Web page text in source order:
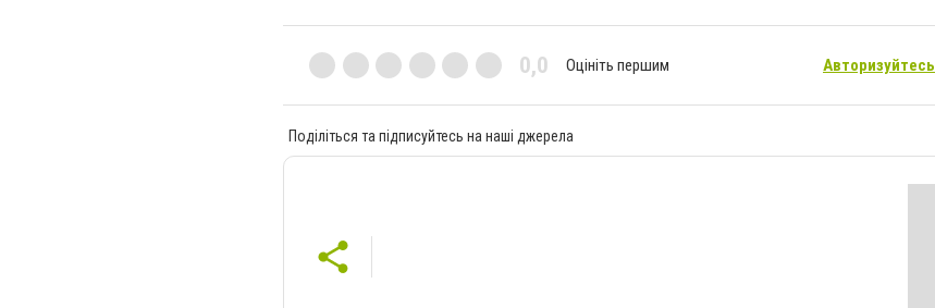
0,0 Оцініть першим Авторизуйтесь
Поділіться та підписуйтесь на наші джерела